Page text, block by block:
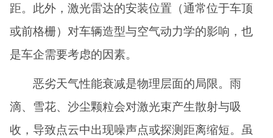
距。此外，激光雷达的安装位置（通常位于车顶
或前格栅）对车辆造型与空气动力学的影响，也
是车企需要考虑的因素。
恶劣天气性能衰减是物理层面的局限。雨
滴、雪花、沙尘颗粒会对激光束产生散射与吸
收，导致点云中出现噪声点或探测距离缩短。虽